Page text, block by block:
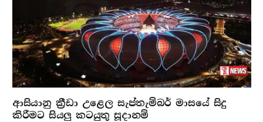
ආසියානු ක්‍රීඩා උළෙල සැප්තැම්බර් මාසයේ සිදු
කිරීමට සියලු කටයුතු සූදානම්